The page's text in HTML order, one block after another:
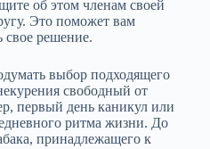
об этом членам своей
Это поможет вам
свое решение.
выбор подходящего
свободный от
первый день каникул или
ритма жизни. До
принадлежащего к